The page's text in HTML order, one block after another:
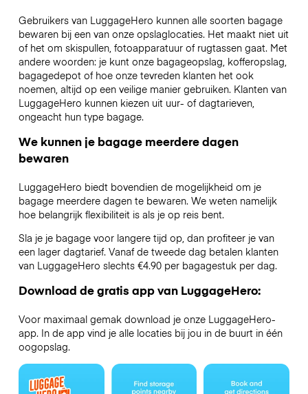
Gebruikers van LuggageHero kunnen alle soorten bagage
bewaren bij een van onze opslaglocaties. Het maakt niet uit
of het om skispullen, fotoapparatuur of rugtassen gaat. Met
andere woorden: je kunt onze bagageopslag, kofferopslag,
bagagedepot of hoe onze tevreden klanten het ook
noemen, altijd op een veilige manier gebruiken. Klanten van
LuggageHero kunnen kiezen uit uur- of dagtarieven,
ongeacht hun type bagage.
We kunnen je bagage meerdere dagen
bewaren
LuggageHero biedt bovendien de mogelijkheid om je
bagage meerdere dagen te bewaren. We weten namelijk
hoe belangrijk flexibiliteit is als je op reis bent.
Sla je je bagage voor langere tijd op, dan profiteer je van
een lager dagtarief. Vanaf de tweede dag betalen klanten
van LuggageHero slechts €4.90 per bagagestuk per dag.
Download de gratis app van LuggageHero:
Voor maximaal gemak download je onze LuggageHero-
app. In de app vind je alle locaties bij jou in de buurt in één
oogopslag.